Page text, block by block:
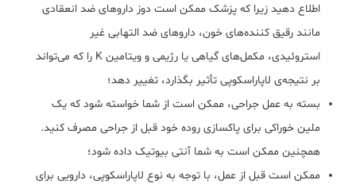
اطلاع دهید زیرا که پزشک ممکن است دوز داروهای ضد ‌انعقادی
مانند رقیق کننده‌های خون، داروهای ضد التهابی غیر
استروئیدی، مکمل‌های گیاهی یا رژیمی و ویتامین K را که می‌تواند
بر نتیجه‌ی لاپاراسکوپی تأثیر بگذارد، تغییر دهد؛
بسته به عمل جراحی، ممکن است از شما خواسته شود که یک
ملین خوراکی برای پاکسازی روده خود قبل از جراحی مصرف کنید.
همچنین ممکن است به شما آنتی بیوتیک داده شود؛
ممکن است قبل از عمل، با توجه به نوع لاپاراسکوپی، دارویی برای